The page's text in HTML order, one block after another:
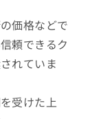
価格などで
頼できるク
れていま
受けた上